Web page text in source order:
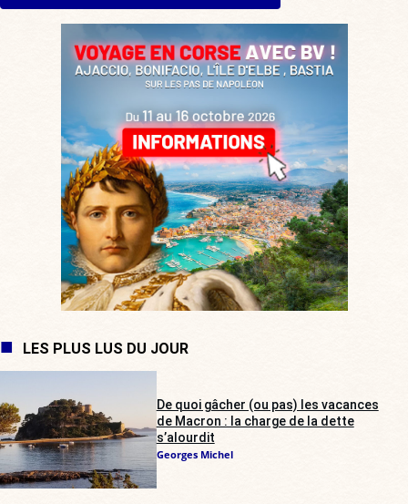
LES PLUS LUS DU JOUR
De quoi gâcher (ou pas) les vacances
de Macron : la charge de la dette
s’alourdit
Georges Michel